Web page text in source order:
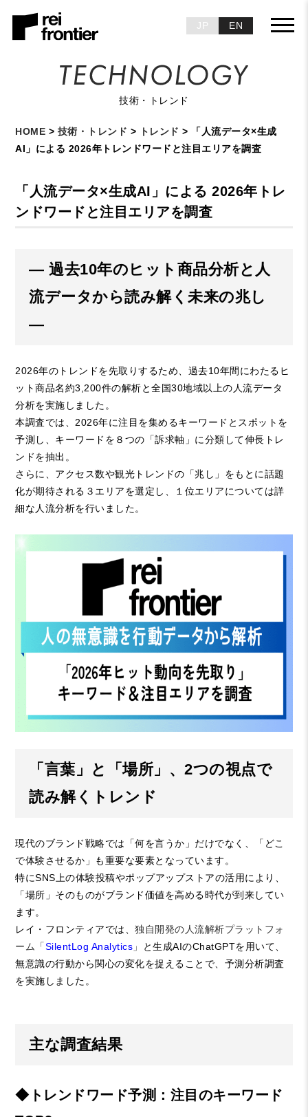
JP EN
技術・トレンド
HOME > 技術・トレンド > トレンド > 「人流データ×生成
AI」による 2026年トレンドワードと注目エリアを調査
「人流データ×生成AI」による 2026年トレ
ンドワードと注目エリアを調査
― 過去10年のヒット商品分析と人
流データから読み解く未来の兆し
―
2026年のトレンドを先取りするため、過去10年間にわたるヒ
ット商品名約3,200件の解析と全国30地域以上の人流データ
分析を実施しました。
本調査では、2026年に注目を集めるキーワードとスポットを
予測し、キーワードを８つの「訴求軸」に分類して伸長トレ
ンドを抽出。
さらに、アクセス数や観光トレンドの「兆し」をもとに話題
化が期待される３エリアを選定し、１位エリアについては詳
細な人流分析を行いました。
「言葉」と「場所」、2つの視点で
読み解くトレンド
現代のブランド戦略では「何を言うか」だけでなく、「どこ
で体験させるか」も重要な要素となっています。
特にSNS上の体験投稿やポップアップストアの活用により、
「場所」そのものがブランド価値を高める時代が到来してい
ます。
レイ・フロンティアでは、独自開発の人流解析プラットフォ
ーム「SilentLog Analytics 」
と生成AIのChatGPTを用いて、
無意識の行動から関心の変化を捉えることで、予測分析調査
を実施しました。
主な調査結果
◆トレンドワード予測：注目のキーワード